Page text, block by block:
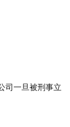
司一旦被刑事立